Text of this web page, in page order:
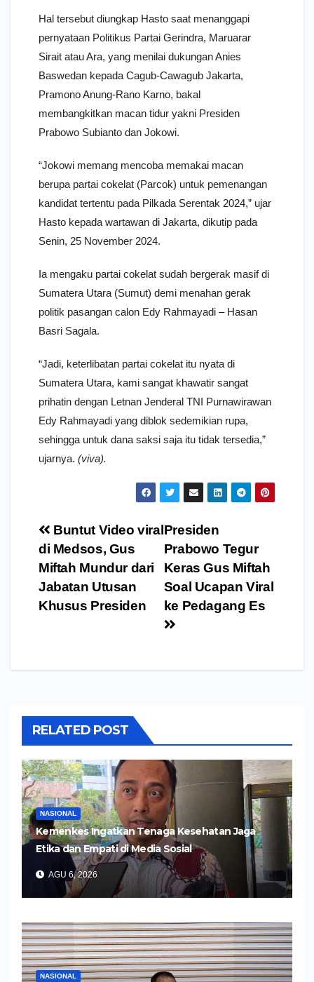
Hal tersebut diungkap Hasto saat menanggapi
pernyataan Politikus Partai Gerindra, Maruarar
Sirait atau Ara, yang menilai dukungan Anies
Baswedan kepada Cagub-Cawagub Jakarta,
Pramono Anung-Rano Karno, bakal
membangkitkan macan tidur yakni Presiden
Prabowo Subianto dan Jokowi.
“Jokowi memang mencoba memakai macan
berupa partai cokelat (Parcok) untuk pemenangan
kandidat tertentu pada Pilkada Serentak 2024,” ujar
Hasto kepada wartawan di Jakarta, dikutip pada
Senin, 25 November 2024.
Ia mengaku partai cokelat sudah bergerak masif di
Sumatera Utara (Sumut) demi menahan gerak
politik pasangan calon Edy Rahmayadi – Hasan
Basri Sagala.
“Jadi, keterlibatan partai cokelat itu nyata di
Sumatera Utara, kami sangat khawatir sangat
prihatin dengan Letnan Jenderal TNI Purnawirawan
Edy Rahmayadi yang diblok sedemikian rupa,
sehingga untuk dana saksi saja itu tidak tersedia,”
ujarnya. (viva).
Navigasi
pos
Presiden
Prabowo Tegur
Keras Gus Miftah
Soal Ucapan Viral
ke Pedagang Es
Buntut Video viral
di Medsos, Gus
Miftah Mundur dari
Jabatan Utusan
Khusus Presiden
RELATED POST
NASIONAL
Kemenkes Ingatkan Tenaga Kesehatan Jaga
Etika dan Empati di Media Sosial
AGU 6, 2026
NASIONAL